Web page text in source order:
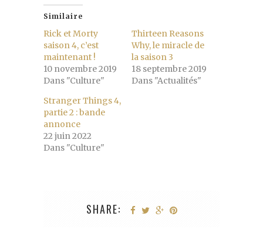
Similaire
Rick et Morty
saison 4, c’est
maintenant !
10 novembre 2019
Dans "Culture"
Thirteen Reasons
Why, le miracle de
la saison 3
18 septembre 2019
Dans "Actualités"
Stranger Things 4,
partie 2 : bande
annonce
22 juin 2022
Dans "Culture"
SHARE: